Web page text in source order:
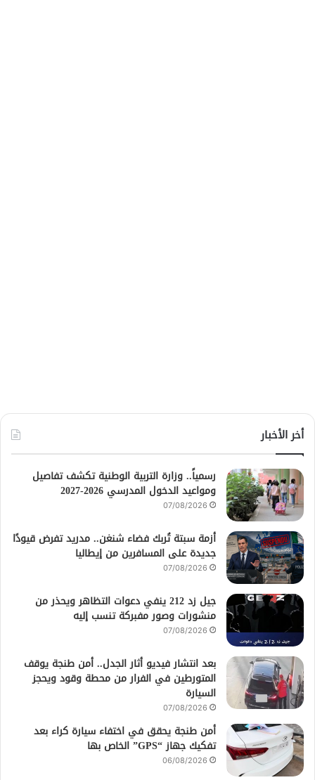
أخر الأخبار
رسمياً.. وزارة التربية الوطنية تكشف تفاصيل
ومواعيد الدخول المدرسي 2026-2027
07/08/2026
أزمة سبتة تُربك فضاء شنغن.. مدريد تفرض قيودًا
جديدة على المسافرين من إيطاليا
07/08/2026
جيل زد 212 ينفي دعوات التظاهر ويحذر من
منشورات وصور مفبركة تنسب إليه
07/08/2026
بعد انتشار فيديو أثار الجدل.. أمن طنجة يوقف
المتورطين في الفرار من محطة وقود ويحجز
السيارة
07/08/2026
أمن طنجة يحقق في اختفاء سيارة كراء بعد
تفكيك جهاز “GPS” الخاص بها
06/08/2026